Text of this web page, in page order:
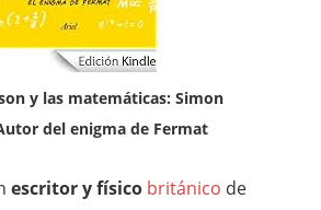
y las matemáticas: Simon
del enigma de Fermat
escritor y físico británico de